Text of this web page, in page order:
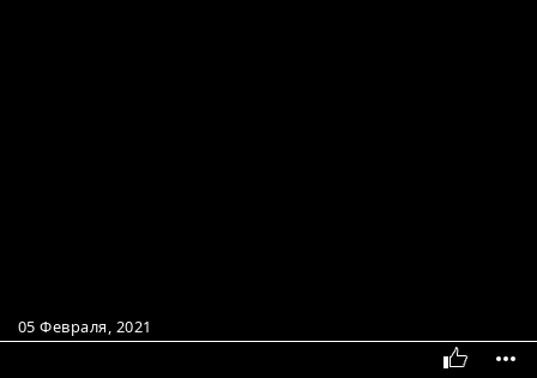
05 Февраля, 2021